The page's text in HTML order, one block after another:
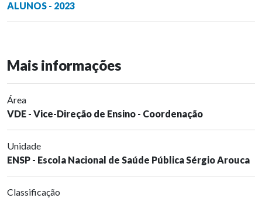
ALUNOS - 2023
Mais informações
Área
VDE - Vice-Direção de Ensino - Coordenação
Unidade
ENSP - Escola Nacional de Saúde Pública Sérgio Arouca
Classificação